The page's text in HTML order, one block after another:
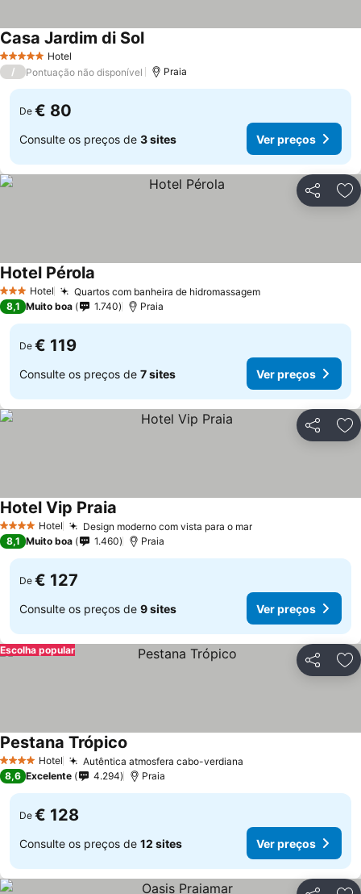
5 Estrelas Hotel
Casa Jardim di Sol
/ Pontuação não disponível Praia
De € 80
Consulte os preços de 3 sites Ver preços
Partilhar
3 EstrelasHotel Quartos com banheira de hidromassagem
Hotel Pérola
8,1 Muito boa 1.740 Praia
De € 119
Consulte os preços de 7 sites Ver preços
Partilhar
4 EstrelasHotel Design moderno com vista para o mar
Hotel Vip Praia
8,1 Muito boa 1.460 Praia
De € 127
Consulte os preços de 9 sites Ver preços
Partilhar
Escolha popular
4 EstrelasHotel Autêntica atmosfera cabo-verdiana
Pestana Trópico
8,6 Excelente 4.294 Praia
De € 128
Consulte os preços de 12 sites Ver preços